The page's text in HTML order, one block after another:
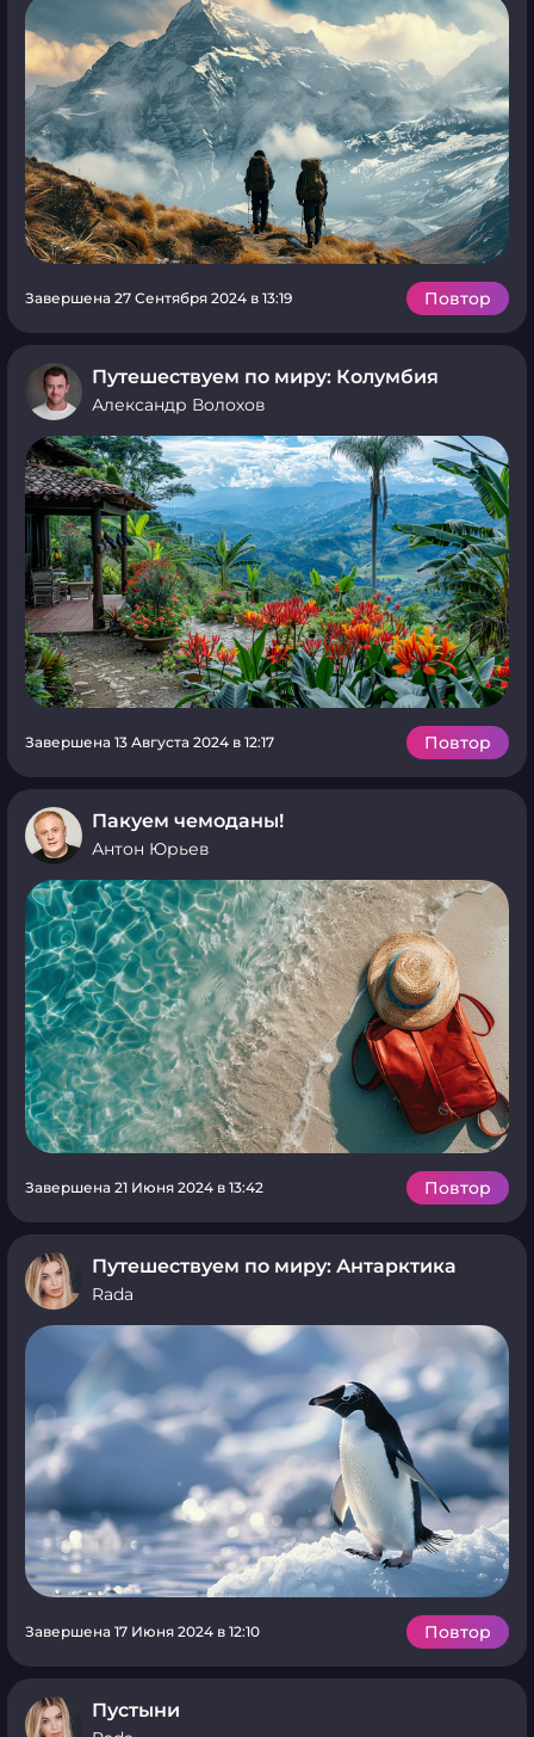
Завершена 27 Сентября 2024 в 13:19 Повтор
Путешествуем по миру: Колумбия
Александр Волохов
Завершена 13 Августа 2024 в 12:17 Повтор
Пакуем чемоданы!
Антон Юрьев
Завершена 21 Июня 2024 в 13:42 Повтор
Путешествуем по миру: Антарктика
Rada
Завершена 17 Июня 2024 в 12:10 Повтор
Пустыни